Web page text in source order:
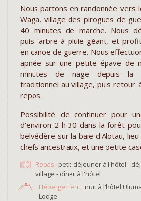
Nous partons en randonnée vers
Waga, village des pirogues de
40 minutes de marche. Nous
puis 'arbre à pluie géant, et
en canoë de guerre. Nous
apnée sur une petite épave de
minutes de nage depuis la
traditionnel au village, puis retour
repos.
Possibilité de continuer pour
d'environ 2 h 30 dans la forêt
belvédère sur la baie d'Alotau,
chefs ancestraux, et une petite
Repas : petit-déjeuner à l'hôtel -
village - dîner à l'hôtel
Hébergement : nuit à l'hôtel
Lodge